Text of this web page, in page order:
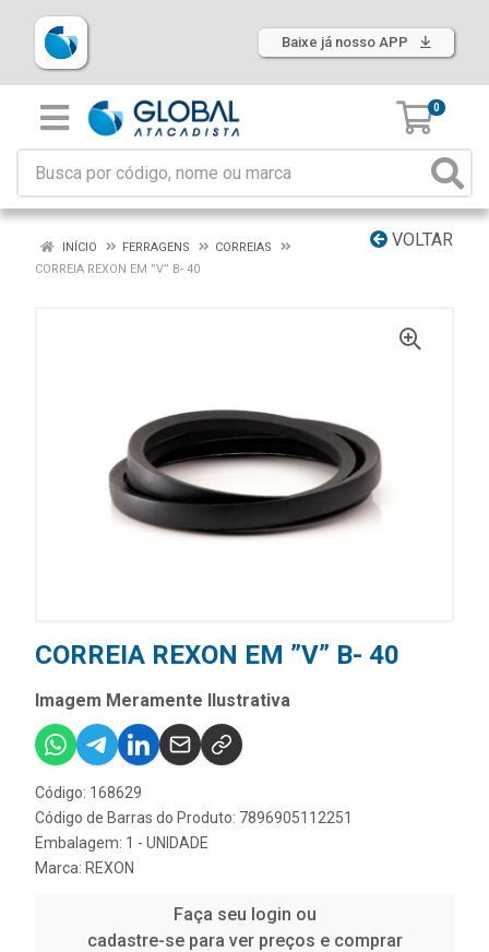
Baixe já nosso APP
0
VOLTAR
INÍCIO FERRAGENS
CORREIAS
CORREIA REXON EM ”V” B- 40
CORREIA REXON EM ”V” B- 40
Imagem Meramente Ilustrativa
Código: 168629
Código de Barras do Produto: 7896905112251
Embalagem: 1 - UNIDADE
Marca: REXON
Faça seu login ou
cadastre-se para ver preços e comprar